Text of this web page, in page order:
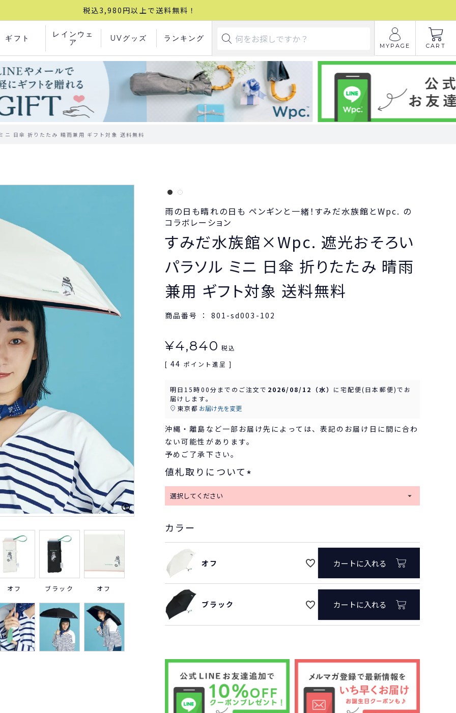
税込3,980円以上で送料無料！
ギフト
レインウェ
ア
UVグッズ ランキング
MYPAGE CART
日傘 折りたたみ 晴雨兼用 ギフト対象 送料無料
オフ
オフ ブラック オフ
雨の日も晴れの日も ペンギンと一緒！すみだ水族館とWpc. の
コラボレーション
すみだ水族館×Wpc. 遮光おそろい
パラソル ミニ 日傘 折りたたみ 晴雨
兼用 ギフト対象 送料無料
商品番号 801-sd003-102
¥4,840 税込
[ 44 ポイント進呈 ]
明日15時00分 までのご注文で 2026/08/12（水） に 宅配便(日本郵便)でお
届けします。
東京都 お届け先を変更
沖縄・離島など一部お届け先によっては、表記のお届け日に間に合わ
ない可能性があります。
予めご了承下さい。
値札取りについて
(
必
カラー
オフ カートに入れる
ブラック カートに入れる